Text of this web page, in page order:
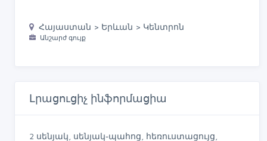
Հայաստան > Երևան > Կենտրոն
Անշարժ գույք
Լրացուցիչ ինֆորմացիա
2 սենյակ, սենյակ֊պահոց, հեռուստացույց,